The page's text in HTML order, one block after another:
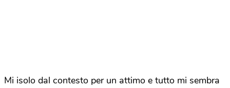
Mi isolo dal contesto per un attimo e tutto mi sembra